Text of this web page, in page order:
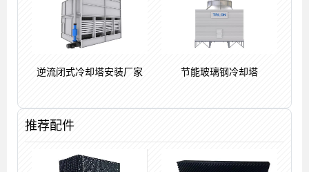
逆流闭式冷却塔安装厂家 节能玻璃钢冷却塔
推荐配件